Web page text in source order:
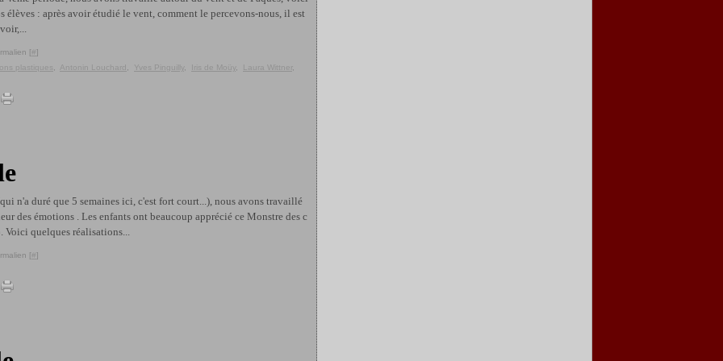
élèves : après avoir étudié le vent, comment le percevons-nous, il est
[#]
plastiques Antonin Louchard Yves Pinguilly Iris de Moüy Laura Wittner
n'a duré que 5 semaines ici, c'est fort court...), nous avons travaillé
des émotions . Les enfants ont beaucoup apprécié ce Monstre des c
Voici quelques réalisations...
[#]